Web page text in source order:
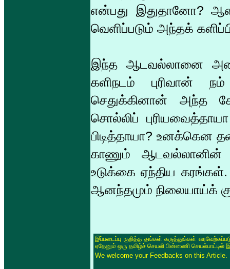
என்பது இதுதானோ?
வெளிப்படும் அந்தக்
இந்த ஆடவல்லானை
களிநடம் புரிவான்
செதுக்கினான் அந்த
சொல்லிப்
பிடித்தாயா? உனக்கென
காணும் ஆடவல்லானின்
உடுக்கை ஏந்திய
ஆனந்தமும் நிலையாய்க்
இப்படைப்பு குறித்த தங்கள் கருத்துக்கள்
ஏதேனும் ஒரு தமிழ்ச் செயலி பின்னணி செயல்பாட்டில்
We welcome your Feedbacks on this